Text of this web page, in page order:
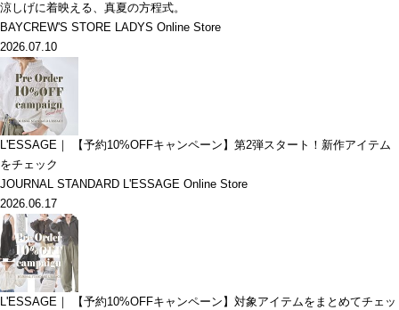
涼しげに着映える、真夏の方程式。
BAYCREW'S STORE LADYS Online Store
2026.07.10
L'ESSAGE｜ 【予約10%OFFキャンペーン】第2弾スタート！新作アイテム
をチェック
JOURNAL STANDARD L'ESSAGE Online Store
2026.06.17
L'ESSAGE｜ 【予約10%OFFキャンペーン】対象アイテムをまとめてチェッ